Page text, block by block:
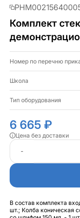
Комплект
Номер по перечню
Школа
Тип оборудования
6 665 ₽
Цена без доставки
-
В состав комплекта
шт.; Колба коническая